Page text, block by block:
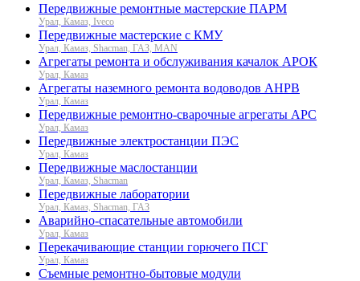
Передвижные ремонтные мастерские ПАРМ
Урал, Камаз, Iveco
Передвижные мастерские с КМУ
Урал, Камаз, Shacman, ГАЗ, MAN
Агрегаты ремонта и обслуживания качалок АРОК
Урал, Камаз
Агрегаты наземного ремонта водоводов АНРВ
Урал, Камаз
Передвижные ремонтно-сварочные агрегаты АРС
Урал, Камаз
Передвижные электростанции ПЭС
Урал, Камаз
Передвижные маслостанции
Урал, Камаз, Shacman
Передвижные лаборатории
Урал, Камаз, Shacman, ГАЗ
Аварийно-спасательные автомобили
Урал, Камаз
Перекачивающие станции горючего ПСГ
Урал, Камаз
Съемные ремонтно-бытовые модули